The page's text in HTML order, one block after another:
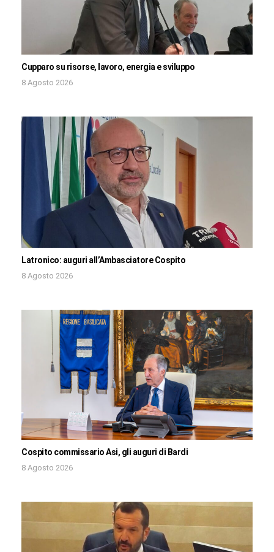
Cupparo su risorse, lavoro, energia e sviluppo
8 Agosto 2026
Latronico: auguri all’Ambasciatore Cospito
8 Agosto 2026
Cospito commissario Asi, gli auguri di Bardi
8 Agosto 2026